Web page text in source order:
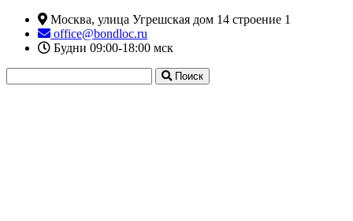
Москва, улица Угрешская дом 14 строение 1
office@bondloc.ru
Будни 09:00-18:00 мск
Поиск